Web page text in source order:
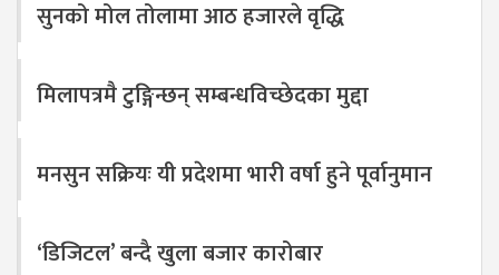
सुनको मोल तोलामा आठ हजारले वृद्धि
मिलापत्रमै टुङ्गिन्छन् सम्बन्धविच्छेदका मुद्दा
मनसुन सक्रियः यी प्रदेशमा भारी वर्षा हुने पूर्वानुमान
‘डिजिटल’ बन्दै खुला बजार कारोबार